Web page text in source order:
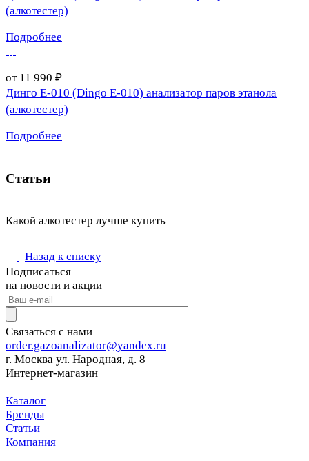
(алкотестер)
Подробнее
от 11 990 ₽
Динго Е-010 (Dingo E-010) анализатор паров этанола
(алкотестер)
Подробнее
Статьи
Какой алкотестер лучше купить
Назад к списку
Подписаться
на новости и акции
Связаться с нами
order.gazoanalizator@yandex.ru
г. Москва ул. Народная, д. 8
Интернет-магазин
Каталог
Бренды
Статьи
Компания